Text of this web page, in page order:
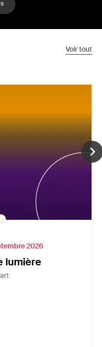
Voir tout
2026
lumière